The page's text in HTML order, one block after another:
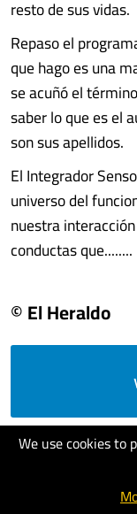
We use cookies to
resto de sus vidas.
Repaso el
que hago es una
se acuñó el
saber lo que es el
son sus apellidos.
El Integrador
universo del
nuestra
conductas que........
© El Heraldo